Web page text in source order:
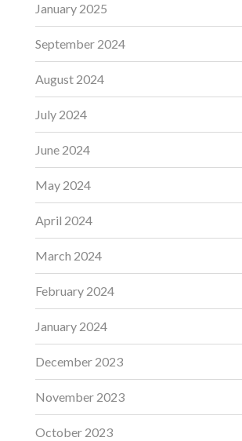
January 2025
September 2024
August 2024
July 2024
June 2024
May 2024
April 2024
March 2024
February 2024
January 2024
December 2023
November 2023
October 2023